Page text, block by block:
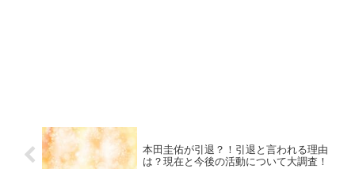
本田圭佑が引退？！引退と言われる理由
は？現在と今後の活動について大調査！